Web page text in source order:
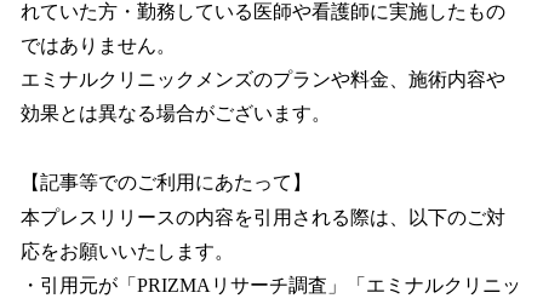
れていた方・勤務している医師や看護師に実施したもの
ではありません。
エミナルクリニックメンズのプランや料金、施術内容や
効果とは異なる場合がございます。
【記事等でのご利用にあたって】
本プレスリリースの内容を引用される際は、以下のご対
応をお願いいたします。
・引用元が「PRIZMAリサーチ調査」「エミナルクリニッ